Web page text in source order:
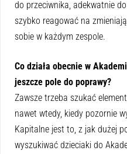
do przeciwnika, adekwatnie
szybko reagować na
sobie w każdym zespole.
Co działa obecnie w
jeszcze pole do poprawy?
Zawsze trzeba szukać
nawet wtedy, kiedy pozornie
Kapitalne jest to, z jak dużej
wyszukiwać dzieciaki do